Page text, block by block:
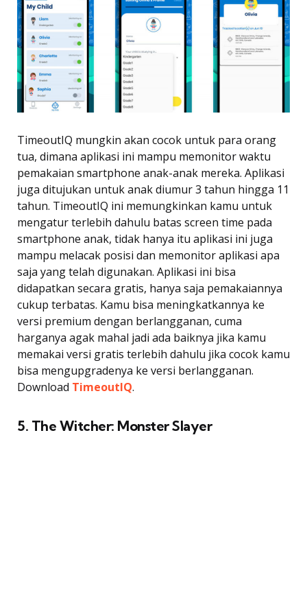
TimeoutIQ mungkin akan cocok untuk para orang
tua, dimana aplikasi ini mampu memonitor waktu
pemakaian smartphone anak-anak mereka. Aplikasi
juga ditujukan untuk anak diumur 3 tahun hingga 11
tahun. TimeoutIQ ini memungkinkan kamu untuk
mengatur terlebih dahulu batas screen time pada
smartphone anak, tidak hanya itu aplikasi ini juga
mampu melacak posisi dan memonitor aplikasi apa
saja yang telah digunakan. Aplikasi ini bisa
didapatkan secara gratis, hanya saja pemakaiannya
cukup terbatas. Kamu bisa meningkatkannya ke
versi premium dengan berlangganan, cuma
harganya agak mahal jadi ada baiknya jika kamu
memakai versi gratis terlebih dahulu jika cocok kamu
bisa mengupgradenya ke versi berlangganan.
Download TimeoutIQ.
5. The Witcher: Monster Slayer